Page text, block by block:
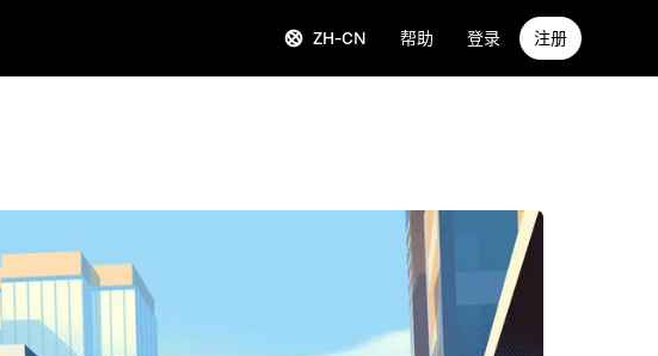
ZH-CN 帮助 登录 注册